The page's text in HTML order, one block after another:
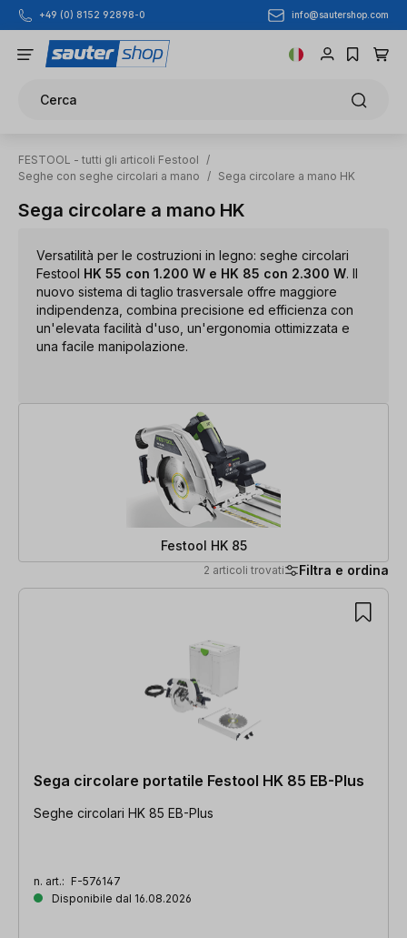
Passa al contenuto principale
+49 (0) 8152 92898-0 info@sautershop.com
Cerca
FESTOOL - tutti gli articoli Festool
/
Seghe con seghe circolari a mano
/ Sega circolare a mano HK
Sega circolare a mano HK
Versatilità per le costruzioni in legno: seghe circolari
Festool HK 55 con 1.200 W e HK 85 con 2.300 W. Il
nuovo sistema di taglio trasversale offre maggiore
indipendenza, combina precisione ed efficienza con
un'elevata facilità d'uso, un'ergonomia ottimizzata e
una facile manipolazione.
Festool HK 85
2 articoli trovati Filtra e ordina
2 articoli trovati
Sega circolare portatile Festool HK 85 EB-Plus
Seghe circolari HK 85 EB-Plus
n. art.: F-576147
Disponibile dal 16.08.2026